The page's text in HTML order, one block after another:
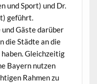
und Sport) und Dr.
geführt.
Gäste darüber
die Städte an die
Gle­ichzeit­ig
Bay­ern nutzen
Rah­men zu